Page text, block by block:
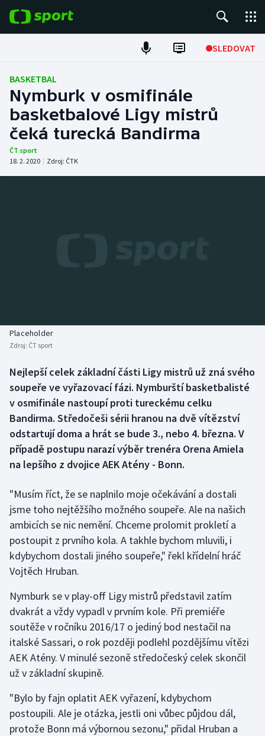
SLEDOVAT
Fotbal
Hokej
Tenis
Atletika
Biatlon
Box
Curling
Dostihy
Florbal
Futsal
Golf
Gymnastika
Jezdectví
Judo
Krasobruslení
Lezení
Lyže a snowboard
Aplikace ČT sport
BASKETBAL
Nymburk v osmifinále
basketbalové Ligy mistrů
čeká turecká Bandirma
ČT sport
18. 2. 2020 | Zdroj: ČTK
Placeholder
Zdroj: ČT sport
Nejlepší celek základní části Ligy mistrů už zná svého
soupeře ve vyřazovací fázi. Nymburští basketbalisté
v osmifinále nastoupí proti tureckému celku
Bandirma. Středočeši sérii hranou na dvě vítězství
odstartují doma a hrát se bude 3., nebo 4. března. V
případě postupu narazí výběr trenéra Orena Amiela
na lepšího z dvojice AEK Atény - Bonn.
"Musím říct, že se naplnilo moje očekávání a dostali
jsme toho nejtěžšího možného soupeře. Ale na našich
ambicích se nic nemění. Chceme prolomit prokletí a
postoupit z prvního kola. A takhle bychom mluvili, i
kdybychom dostali jiného soupeře," řekl křídelní hráč
Vojtěch Hruban.
Nymburk se v play-off Ligy mistrů představil zatím
dvakrát a vždy vypadl v prvním kole. Při premiéře
soutěže v ročníku 2016/17 o jediný bod nestačil na
italské Sassari, o rok později podlehl pozdějšímu vítězi
AEK Atény. V minulé sezoně středočeský celek skončil
už v základní skupině.
"Bylo by fajn oplatit AEK vyřazení, kdybychom
postoupili. Ale je otázka, jestli oni vůbec půjdou dál,
protože Bonn má výbornou sezonu," přidal Hruban a